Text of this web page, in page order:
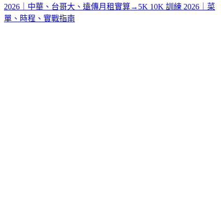
2026｜中華、台哥大、遠傳月租實算→ 5K 10K 訓練 2026｜菜
單、時程、實戰指南